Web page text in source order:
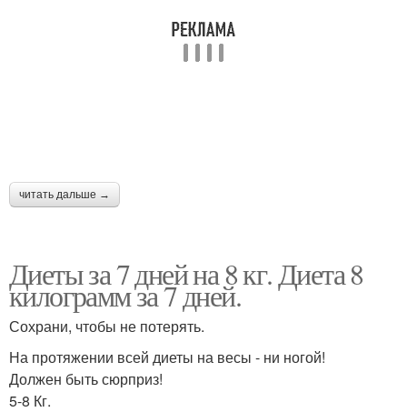
читать дальше →
Диеты за 7 дней на 8 кг. Диета 8
килограмм за 7 дней.
Сохрани, чтобы не потерять.
На протяжении всей диеты на весы - ни ногой!
Должен быть сюрприз!
5-8 Кг.